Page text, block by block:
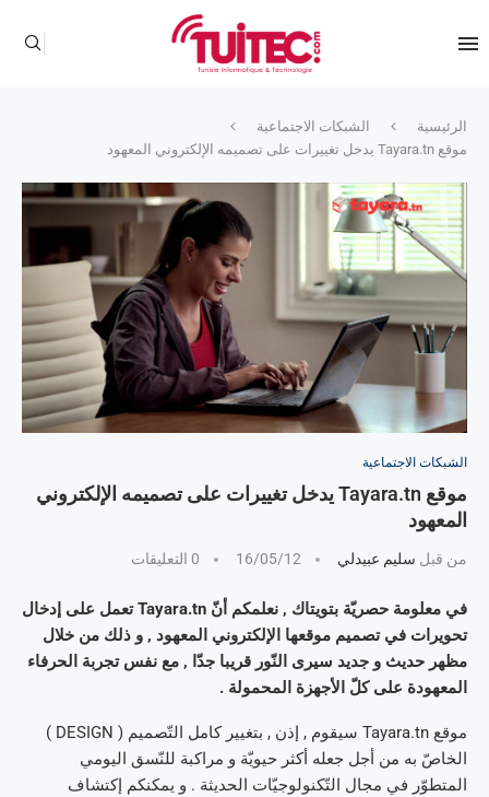
الرئيسية
الشبكات الاجتماعية
موقع Tayara.tn يدخل تغييرات على تصميمه الإلكتروني المعهود
الشبكات الاجتماعية
موقع Tayara.tn يدخل تغييرات على تصميمه الإلكتروني
المعهود
من قبل سليم عبيدلي 16/05/12 0 التعليقات
في معلومة حصريّة بتويتاك , نعلمكم أنّ Tayara.tn تعمل على إدخال
تحويرات في تصميم موقعها الإلكتروني المعهود , و ذلك من خلال
مظهر حديث و جديد سيرى النّور قريبا جدّا , مع نفس تجربة الحرفاء
المعهودة على كلّ الأجهزة المحمولة .
موقع Tayara.tn سيقوم , إذن , بتغيير كامل التّصميم ( DESIGN )
الخاصّ به من أجل جعله أكثر حيويّة و مراكبة للنّسق اليومي
المتطوّر في مجال التّكنولوجيّات الحديثة . و يمكنكم إكتشاف